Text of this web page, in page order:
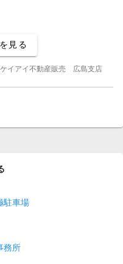
見る
イアイ不動産販売 広島支店
駐車場
務所